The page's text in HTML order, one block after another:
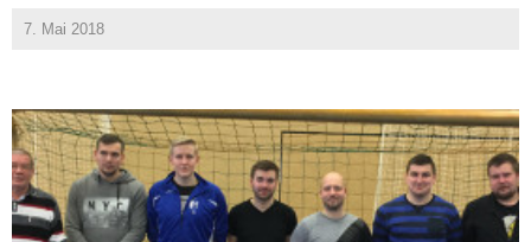
7. Mai 2018